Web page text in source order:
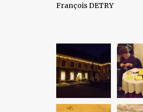
François DETRY